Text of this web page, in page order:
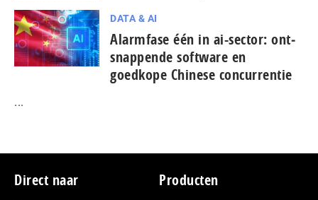
DATA & AI
Alarmfase één in ai-sector: ont­
snap­pen­de software en
goedkope Chinese con­cur­ren­tie
...
Footer
Direct naar Producten